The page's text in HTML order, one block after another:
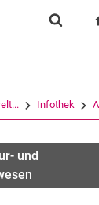
Springe
Springe
Springe
(öffnet
Infothek
und